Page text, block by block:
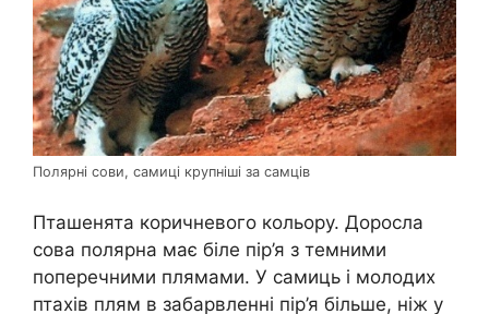
Полярні сови, самиці крупніші за самців
Пташенята коричневого кольору. Доросла
сова полярна має біле пір’я з темними
поперечними плямами. У самиць і молодих
птахів плям в забарвленні пір’я більше, ніж у